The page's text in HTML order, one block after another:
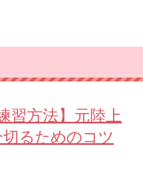
習方法】元陸上
るためのコツ